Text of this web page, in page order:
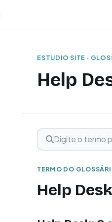
ESTUDIO SITE ·
Help
Buscar termo
Digite o termo para
TERMO DO
Help Desk